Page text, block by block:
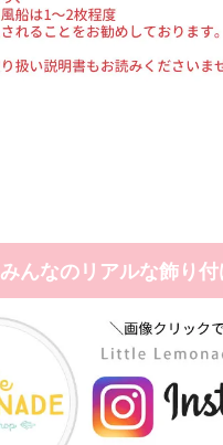
みんなのリアルな飾り